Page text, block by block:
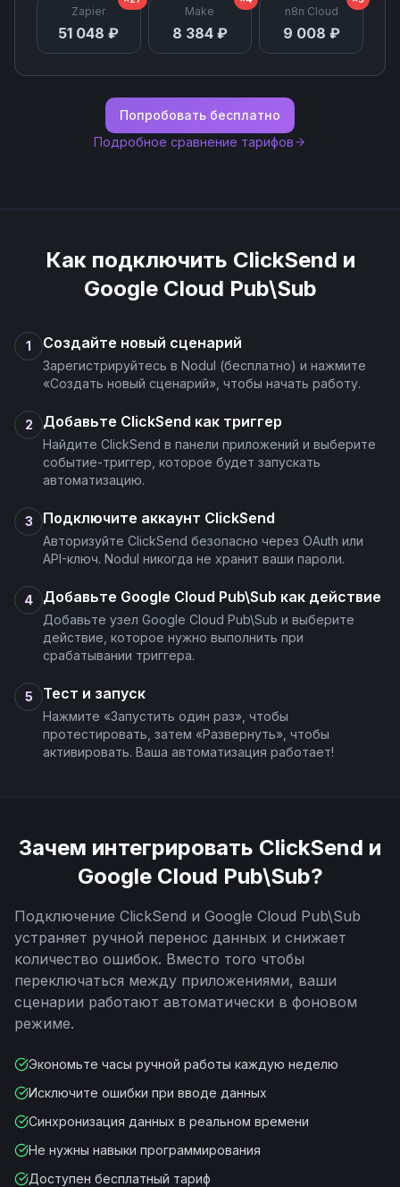
Zapier
51 048 ₽
Make
8 384 ₽
n8n Cloud
9 008 ₽
Попробовать бесплатно
Подробное сравнение тарифов
Как подключить ClickSend и
Google Cloud Pub\Sub
1 Создайте новый сценарий
Зарегистрируйтесь в Nodul (бесплатно) и нажмите
«Создать новый сценарий», чтобы начать работу.
2 Добавьте ClickSend как триггер
Найдите ClickSend в панели приложений и выберите
событие-триггер, которое будет запускать
автоматизацию.
3 Подключите аккаунт ClickSend
Авторизуйте ClickSend безопасно через OAuth или
API-ключ. Nodul никогда не хранит ваши пароли.
4 Добавьте Google Cloud Pub\Sub как действие
Добавьте узел Google Cloud Pub\Sub и выберите
действие, которое нужно выполнить при
срабатывании триггера.
5 Тест и запуск
Нажмите «Запустить один раз», чтобы
протестировать, затем «Развернуть», чтобы
активировать. Ваша автоматизация работает!
Зачем интегрировать ClickSend и
Google Cloud Pub\Sub?
Подключение ClickSend и Google Cloud Pub\Sub
устраняет ручной перенос данных и снижает
количество ошибок. Вместо того чтобы
переключаться между приложениями, ваши
сценарии работают автоматически в фоновом
режиме.
Экономьте часы ручной работы каждую неделю
Исключите ошибки при вводе данных
Синхронизация данных в реальном времени
Не нужны навыки программирования
Доступен бесплатный тариф